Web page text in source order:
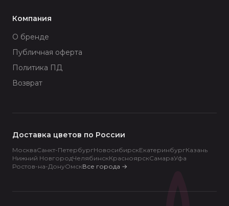
Компания
О бренде
Публичная оферта
Политика ПД
Возврат
Доставка цветов по России
МоскваСанкт-ПетербургНовосибирскЕкатеринбургКазань
Нижний НовгородЧелябинскКрасноярскСамараУфа
Ростов-на-ДонуОмскВсе города →